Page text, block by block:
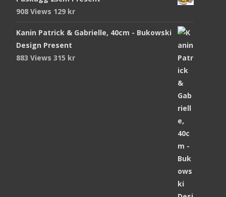
908 Views 129 kr
Kanin Patrick & Gabrielle, 40cm - Bukowski
Design Present
883 Views 315 kr